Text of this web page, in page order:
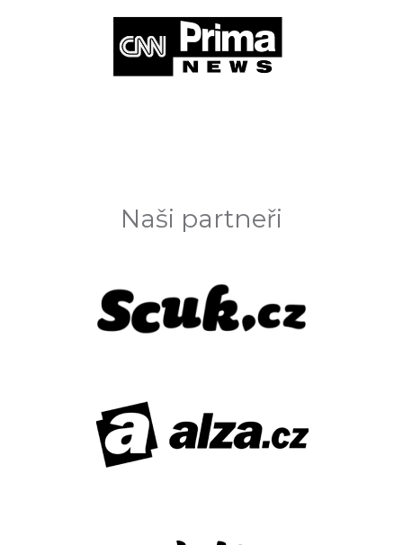
Naši partneři